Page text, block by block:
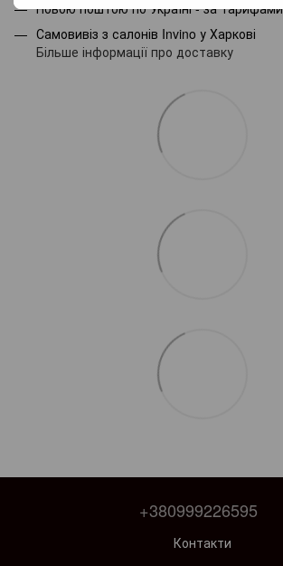
Новою поштою по Україні - за тарифами
Самовивіз з салонів Invino у Харкові
Більше інформації про доставку
+380999226595
Контакти